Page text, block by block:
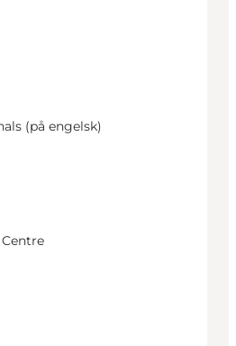
(på engelsk)